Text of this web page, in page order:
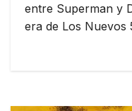
entre Superman y
era de Los Nuevos